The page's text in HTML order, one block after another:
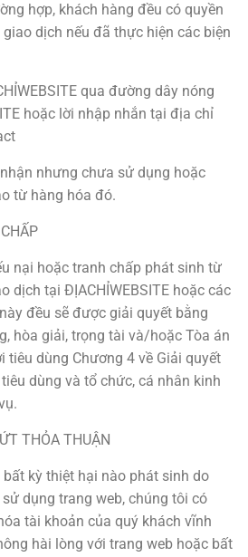
hợp, khách hàng đều có quyền
dịch nếu đã thực hiện các biện
qua đường dây nóng
hoặc lời nhập nhắn tại địa chỉ
nhưng chưa sử dụng hoặc
từ hàng hóa đó.
nại hoặc tranh chấp phát sinh từ
dịch tại ĐỊACHỈWEBSITE hoặc các
đều sẽ được giải quyết bằng
hòa giải, trọng tài và/hoặc Tòa án
tiêu dùng Chương 4 về Giải quyết
dùng và tổ chức, cá nhân kinh
THỎA THUẬN
kỳ thiệt hại nào phát sinh do
dụng trang web, chúng tôi có
tài khoản của quý khách vĩnh
hài lòng với trang web hoặc bất